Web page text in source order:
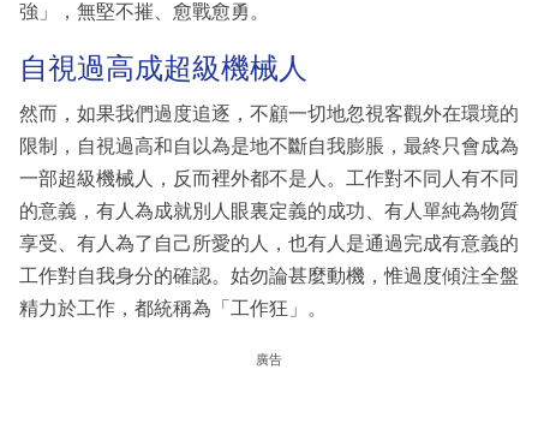
強」，無堅不摧、愈戰愈勇。
自視過高成超級機械人
然而，如果我們過度追逐，不顧一切地忽視客觀外在環境的
限制，自視過高和自以為是地不斷自我膨脹，最終只會成為
一部超級機械人，反而裡外都不是人。工作對不同人有不同
的意義，有人為成就別人眼裏定義的成功、有人單純為物質
享受、有人為了自己所愛的人，也有人是通過完成有意義的
工作對自我身分的確認。姑勿論甚麼動機，惟過度傾注全盤
精力於工作，都統稱為「工作狂」。
廣告